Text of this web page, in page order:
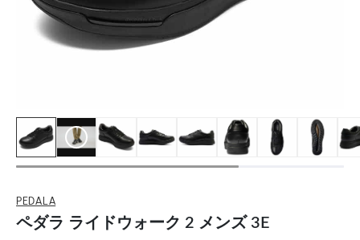
PEDALA
ペダラ ライドウォーク 2 メンズ 3E